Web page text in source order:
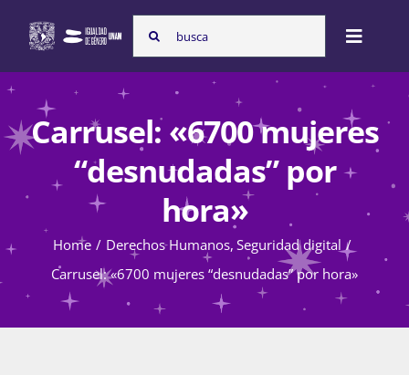
content
Search
for:
Toggle
Nosotras
Programas
Atención de la violencia de género
Carrusel: «6700 mujeres
“desnudadas” por
hora»
Home Derechos Humanos Seguridad digital
Carrusel: «6700 mujeres “desnudadas” por hora»